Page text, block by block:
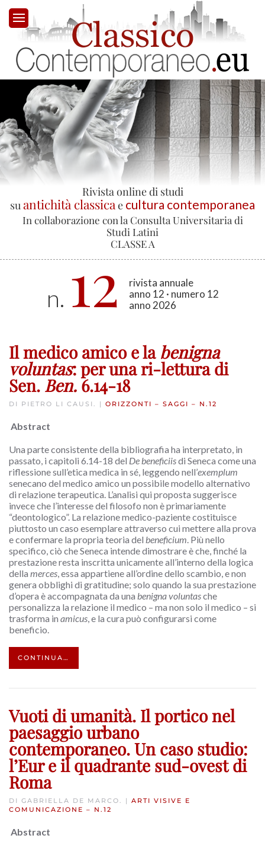
Passa al contenuto principale
Rivista online di studi
suantichità classicae cultura contemporanea
In collaborazione con la Consulta Universitaria di
Studi Latini
CLASSE A
n.12
rivista annuale
anno 12 · numero 12
anno 2026
Il medico amico e la benigna
voluntas: per una ri-lettura di
Sen. Ben.6.14-18
DI PIETRO LI CAUSI. | ORIZZONTI – SAGGI – N.12
Abstract
Una parte consistente della bibliografia ha interpretato, in
passato, i capitoli 6.14-18 del De beneficiisdi Seneca come una
riflessione sull’etica medica in sé, leggendo nell’exemplum
senecano del medico amico un possibile modello alternativo
di relazione terapeutica. L’analisi qui proposta suggerisce
invece che l’interesse del filosofo non è primariamente
“deontologico”. La relazione medico-paziente costituisce
piuttosto un caso esemplare attraverso cui mettere alla prova
e confermare la propria teoria del beneficium . Più nello
specifico, ciò che Seneca intende dimostrare è che, finché la
prestazione resta inscritta unicamente all’interno della logica
della merces , essa appartiene all’ordine dello scambio, e non
genera obblighi di gratitudine; solo quando la sua prestazione
d’opera è accompagnata da una benigna voluntasche
personalizza la relazione il medico – ma non solo il medico – si
trasforma in amicus , e la cura può configurarsi come
beneficio.
CONTINUA…
Vuoti di umanità. Il portico nel
paesaggio urbano
contemporaneo. Un caso studio:
l’Eur e il quadrante sud-ovest di
Roma
DI GABRIELLA DE MARCO. | ARTI VISIVE E
COMUNICAZIONE – N.12
Abstract